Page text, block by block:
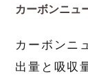
カーボンニュ
カーボンニ
出量と吸収